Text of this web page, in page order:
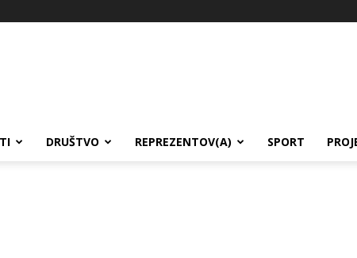
DRUŠTVO REPREZENTOV(A) SPORT